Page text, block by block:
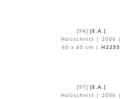
[94] [E.A.]
Holzschnitt | 2006 |
60 x 40 cm |
H2255
[97] [E.A.]
Holzschnitt | 2006 |